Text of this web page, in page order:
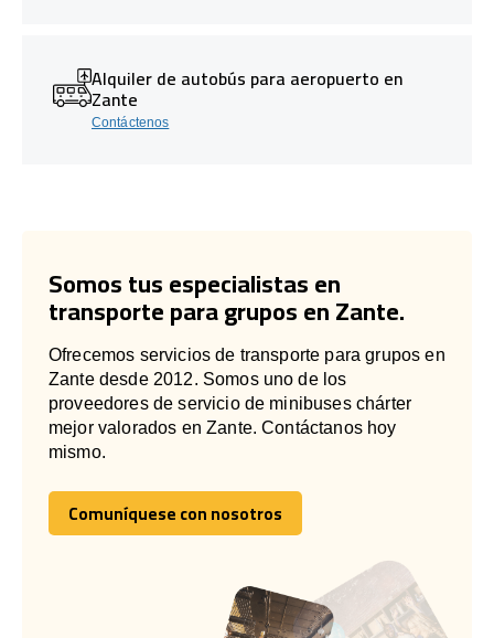
Alquiler de autobús para aeropuerto en
Zante
Contáctenos
Somos tus especialistas en
transporte para grupos en Zante.
Ofrecemos servicios de transporte para grupos en
Zante desde 2012. Somos uno de los
proveedores de servicio de minibuses chárter
mejor valorados en Zante. Contáctanos hoy
mismo.
Comuníquese con nosotros
Comuníquese con nosotros